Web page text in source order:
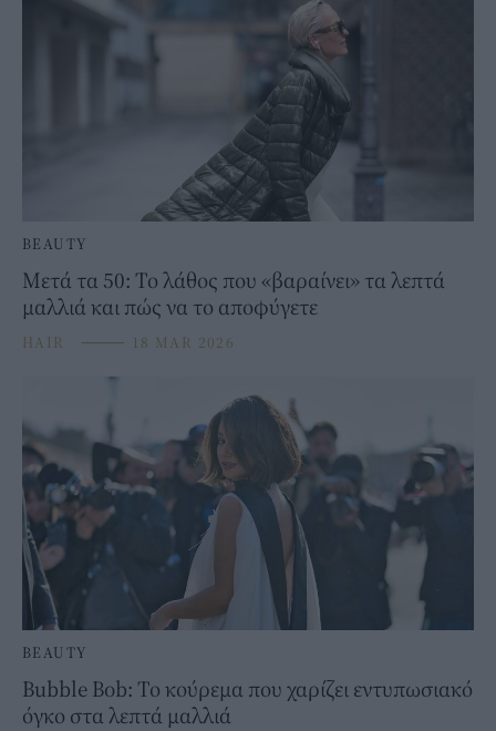
BEAUTY
Μετά τα 50: Το λάθος που «βαραίνει» τα λεπτά
μαλλιά και πώς να το αποφύγετε
HAIR ⸻ 18 MAR 2026
BEAUTY
Bubble Bob: Το κούρεμα που χαρίζει εντυπωσιακό
όγκο στα λεπτά μαλλιά